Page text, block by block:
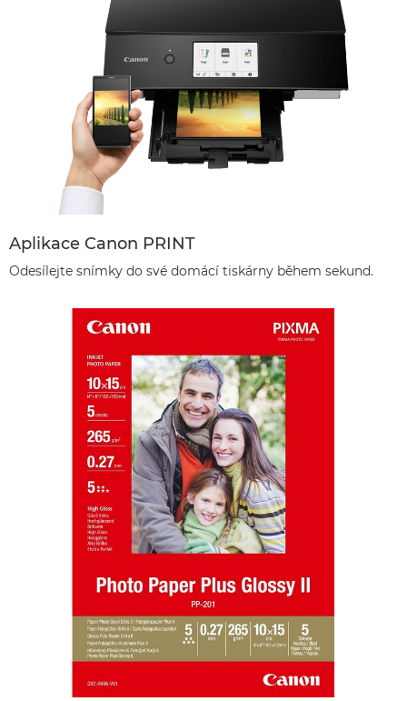
Aplikace Canon PRINT
Odesílejte snímky do své domácí tiskárny během sekund.